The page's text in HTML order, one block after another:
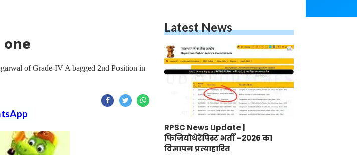
one
of Grade-IV A bagged 2nd Position in
Latest News
RPSC News Update |
फिजियोथेरेपिस्ट भर्ती -2026 का
विज्ञापन प्रत्याहारित